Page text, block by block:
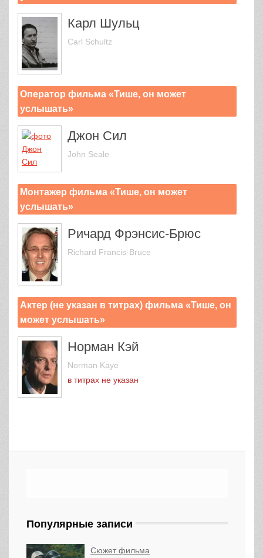
Карл Шульц
Carl Schultz
Оператор фильма «Тише, он может
услышать»
Джон Сил
John Seale
Монтажер фильма «Тише, он может
услышать»
Ричард Фрэнсис-Брюс
Richard Francis-Bruce
Актер (не указан в титрах) фильма «Тише, он
может услышать»
Норман Кэй
Norman Kaye
в титрах не указан
Популярные записи
Сюжет фильма